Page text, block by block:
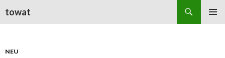
towat
NEU